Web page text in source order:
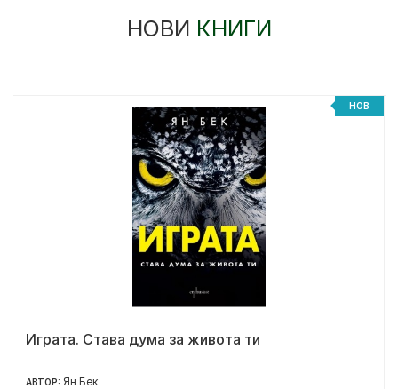
НОВИ КНИГИ
НОВ
Играта. Става дума за живота ти
АВТОР: Ян Бек